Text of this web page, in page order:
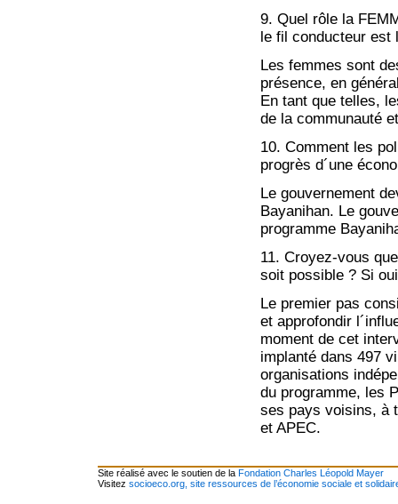
9. Quel rôle la
le fil conducteur est
Les femmes sont
présence, en
En tant que telles,
de la communauté
10. Comment les
progrès d´une
Le gouvernement
Bayanihan. Le
programme
11. Croyez-vous
soit possible ? Si
Le premier pas
et approfondir
moment de cet
implanté dans 497
organisations
du programme, les
ses pays voisins, à
et APEC.
Site réalisé avec le soutien de la Fondation Charles Léopold Mayer
Visitez socioeco.org, site ressources de l’économie sociale et